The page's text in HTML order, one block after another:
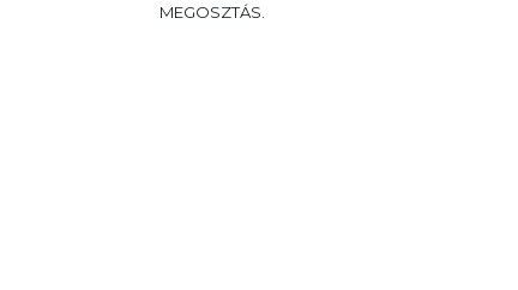
MEGOSZTÁS.